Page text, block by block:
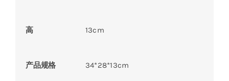
高 13cm
产品规格 34*28*13cm